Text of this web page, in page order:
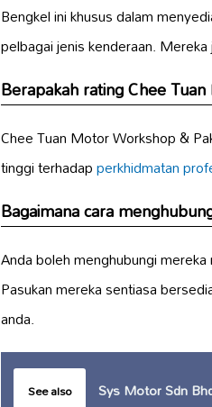
Bengkel ini khusus dalam
pelbagai jenis kenderaan.
Berapakah rating Chee
Chee Tuan Motor Workshop &
tinggi terhadapperkhidmatan
Bagaimana cara
Anda boleh menghubungi
Pasukan mereka sentiasa
anda.
See also Sys Motor Sdn